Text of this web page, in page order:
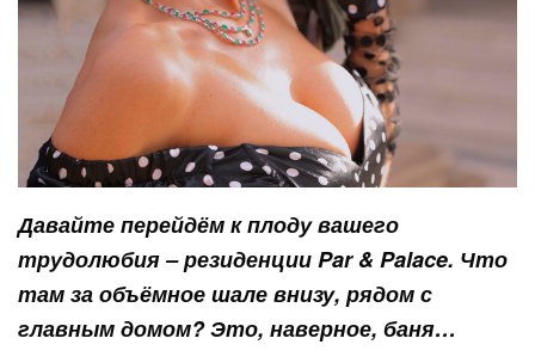
Давайте перейдём к плоду вашего
трудолюбия – резиденции Par & Palace. Что
там за объёмное шале внизу, рядом с
главным домом? Это, наверное, баня…